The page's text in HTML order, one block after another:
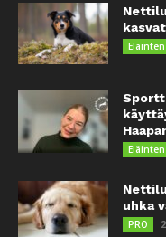
uhka
PRO